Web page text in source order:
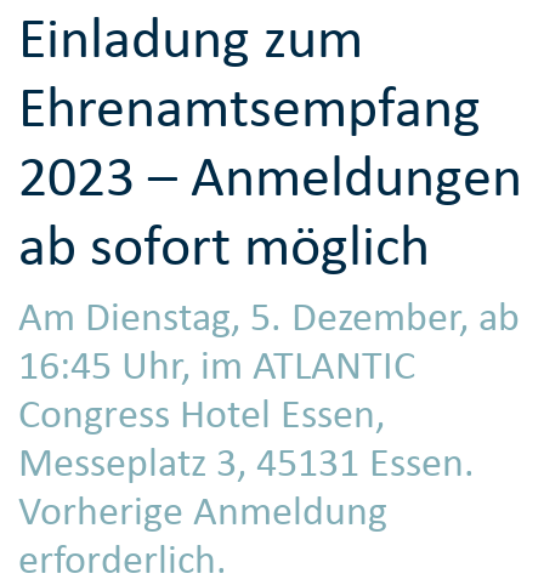
Einladung zum
Ehrenamtsempfang
2023 – Anmeldungen
ab sofort möglich
Am Dienstag, 5. Dezember, ab
16:45 Uhr, im ATLANTIC
Congress Hotel Essen,
Messeplatz 3, 45131 Essen.
Vorherige Anmeldung
erforderlich.